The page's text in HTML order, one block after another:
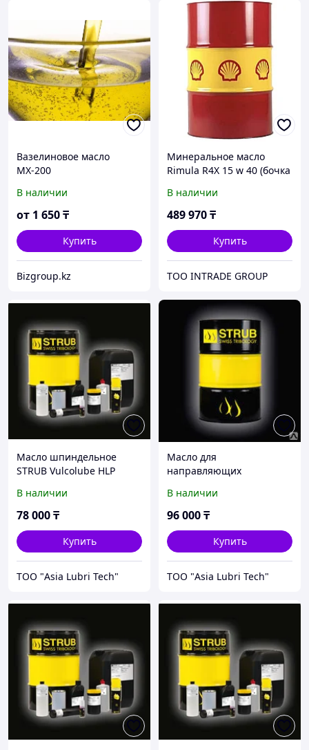
Вазелиновое масло
МХ-200
В наличии
от 1 650₸
Купить
Bizgroup.kz
Минеральное масло
Rimula R4X 15 w 40 (бочка
В наличии
489 970₸
Купить
ТОО INTRADE GROUP
Масло шпиндельное
STRUB Vulcolube HLP
В наличии
78 000₸
Купить
ТОО "Asia Lubri Tech"
Масло для
направляющих
Vulcoway 150+/ 220+/ 320+
В наличии
96 000₸
Купить
ТОО "Asia Lubri Tech"